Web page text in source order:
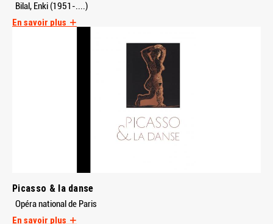
Bilal, Enki (1951-....)
En savoir plus
Picasso & la danse
Opéra national de Paris
En savoir plus